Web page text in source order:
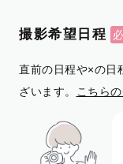
撮影希望日程
直前の日程や×の日
ざいます。
こちら